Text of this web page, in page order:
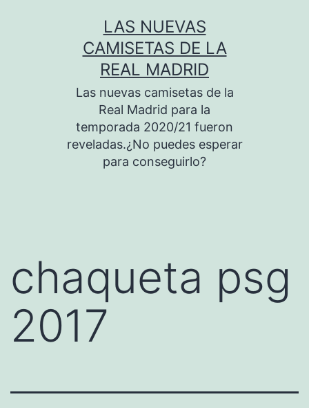
LAS NUEVAS
CAMISETAS DE LA
REAL MADRID
Las nuevas camisetas de la
Real Madrid para la
temporada 2020/21 fueron
reveladas.¿No puedes esperar
para conseguirlo?
chaqueta psg
2017